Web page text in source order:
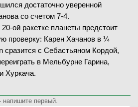
достаточно уверенной
со счетом 7-4.
ой ракетке планеты предстоит
проверку: Карен Хачанов в ¼
сразится с Себастьяном Кордой,
в Мельбурне Гарина,
Хуркача.
первый.